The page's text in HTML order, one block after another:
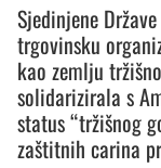
Sjedinjene
trgovinsku
kao zemlju
solidarizirala s
status “tržišnog
zaštitnih carina